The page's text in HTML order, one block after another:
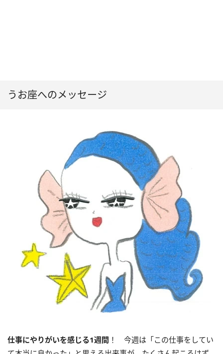
うお座へのメッセージ
仕事にやりがいを感じる1週間 ！ 今週は「この仕事をしてい